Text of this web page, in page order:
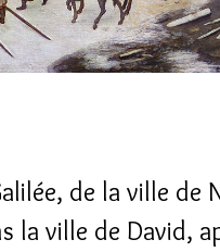
de la ville de
la ville de David,